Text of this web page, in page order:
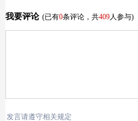
我要评论 (已有0条评论，共409人参与)
发言请遵守相关规定